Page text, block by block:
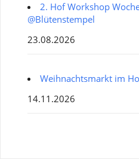
2. Hof Workshop
@Blütenstempel
23.08.2026
Weihnachtsmarkt im
14.11.2026